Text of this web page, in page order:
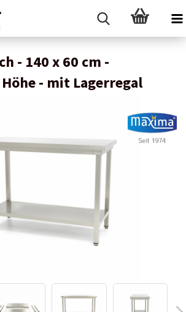
- 140 x 60 cm -
- mit Lagerregal